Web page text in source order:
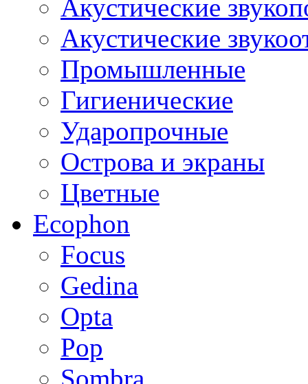
Акустические
Акустические
Промышленные
Гигиенические
Ударопрочные
Острова и экраны
Цветные
Ecophon
Focus
Gedina
Opta
Pop
Sombra